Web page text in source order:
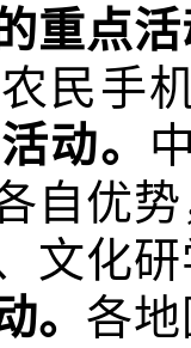
重点
民手
动。
自优
文化
。 各